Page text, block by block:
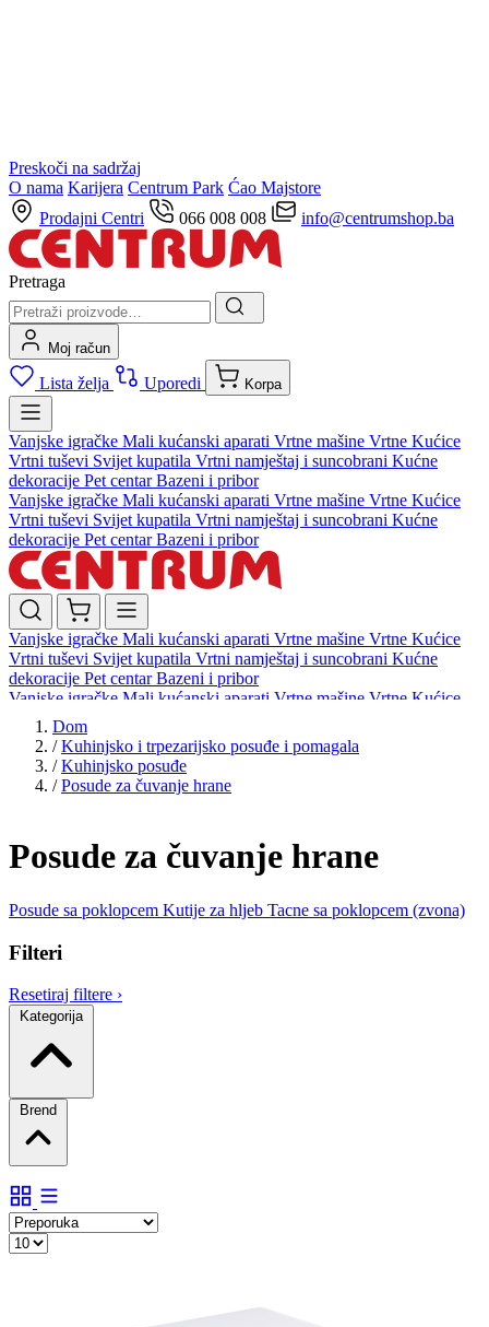
Preskoči na sadržaj
O nama Karijera Centrum Park Ćao Majstore
Prodajni Centri
066 008 008 info@centrumshop.ba
Pretraga
Moj račun
Lista želja Uporedi Korpa
Vanjske igračke Mali kućanski aparati Vrtne mašine Vrtne Kućice
Vrtni tuševi Svijet kupatila Vrtni namještaj i suncobrani Kućne
dekoracije Pet centarBazeni i pribor
Vanjske igračke Mali kućanski aparati Vrtne mašine Vrtne Kućice
Vrtni tuševi Svijet kupatila Vrtni namještaj i suncobrani Kućne
dekoracije Pet centarBazeni i pribor
Vanjske igračke Mali kućanski aparati Vrtne mašine Vrtne Kućice
Vrtni tuševi Svijet kupatila Vrtni namještaj i suncobrani Kućne
dekoracije Pet centarBazeni i pribor
Vanjske igračke Mali kućanski aparati Vrtne mašine Vrtne Kućice
Vrtni tuševi
dekoracijePet centar Bazeni i pribor
Dom
/ Kuhinjsko i trpezarijsko posuđe i pomagala
/ Kuhinjsko posuđe
/ Posude za čuvanje hrane
Posude za čuvanje hrane
Posude sa poklopcem Kutije za hljeb Tacne sa poklopcem (zvona)
Filteri
Resetiraj filtere ›
Kategorija
Brend